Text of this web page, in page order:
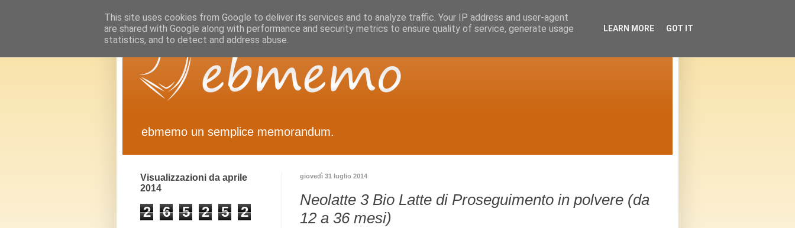
ebmemo un semplice memorandum.
giovedì 31 luglio 2014
Neolatte 3 Bio Latte di Proseguimento in polvere (da
12 a 36 mesi)
Visualizzazioni da aprile
2014
2 6 5 2 5 2
This site uses cookies from Google to deliver its services and to analyze traffic. Your IP address and user-agent
are shared with Google along with performance and security metrics to ensure quality of service, generate usage
statistics, and to detect and address abuse.
LEARN MORE GOT IT